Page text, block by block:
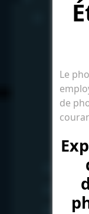
Le
de